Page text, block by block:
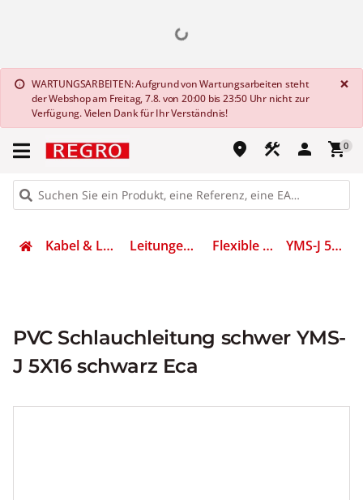
info WARTUNGSARBEITEN: Aufgrund von Wartungsarbeiten steht
der Webshop am Freitag, 7.8. von 20:00 bis 23:50 Uhr nicht zur
Verfügung. Vielen Dank für Ihr Verständnis!
×
place construction person shopping_cart0
Kabel & Leitungen Leitungen flexibel Flexible Leitung YMS-J 5X16 SW
PVC Schlauchleitung schwer YMS-
J 5X16 schwarz Eca